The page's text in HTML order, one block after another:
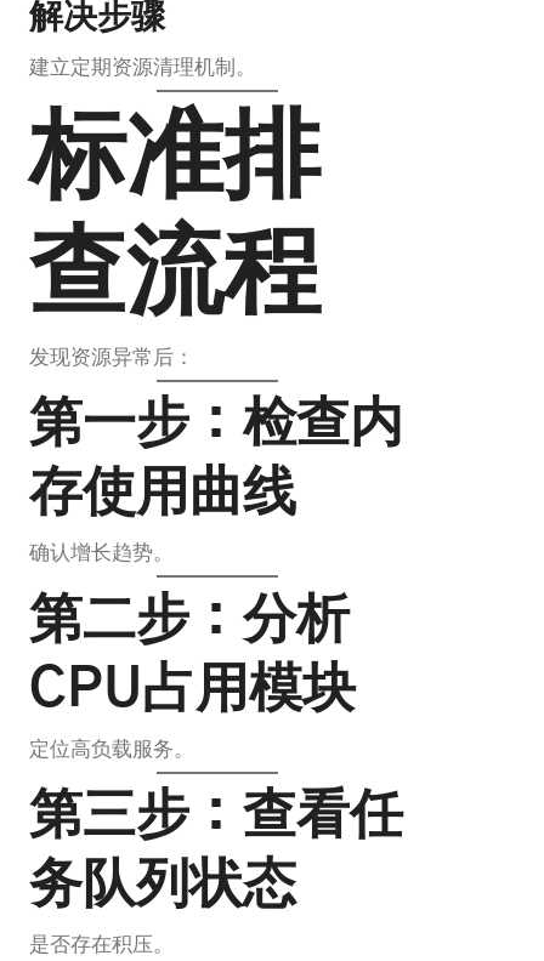
解决步骤
建立定期资源清理机制。
标准排
查流程
发现资源异常后：
第一步：检查内
存使用曲线
确认增长趋势。
第二步：分析
CPU占用模块
定位高负载服务。
第三步：查看任
务队列状态
是否存在积压。